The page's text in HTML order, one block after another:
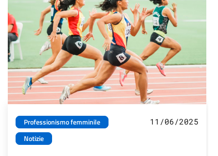
Professionismo femminile
Notizie
11/06/2025